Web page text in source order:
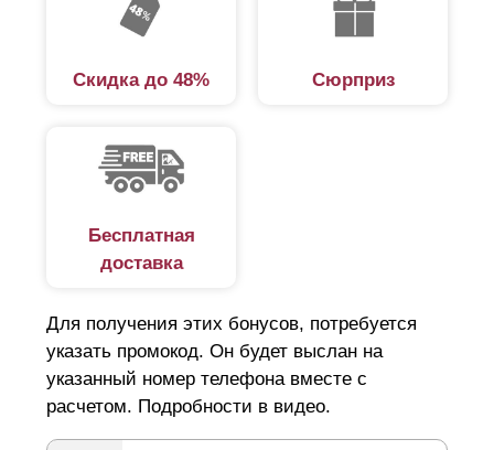
Скидка до 48% Сюрприз
Бесплатная
доставка
Для получения этих бонусов, потребуется
указать промокод. Он будет выслан на
указанный номер телефона вместе с
расчетом. Подробности в видео.